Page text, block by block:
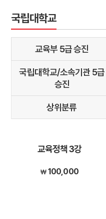
국립대학교
교육부 5급 승진
국립대학교/소속기관 5급
승진
상위분류
교육정책 3강
100,000